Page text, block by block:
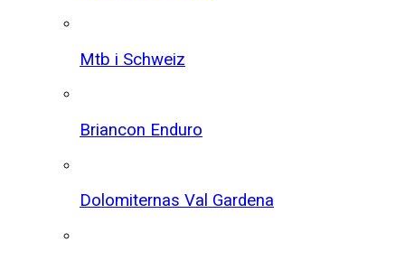
Mtb i Schweiz
Briancon Enduro
Dolomiternas Val Gardena